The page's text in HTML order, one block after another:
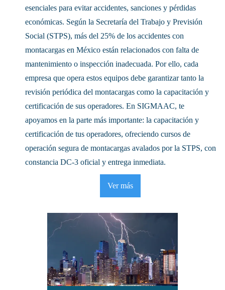
esenciales para evitar accidentes, sanciones y pérdidas
económicas. Según la Secretaría del Trabajo y Previsión
Social (STPS), más del 25% de los accidentes con
montacargas en México están relacionados con falta de
mantenimiento o inspección inadecuada. Por ello, cada
empresa que opera estos equipos debe garantizar tanto la
revisión periódica del montacargas como la capacitación y
certificación de sus operadores. En SIGMAAC, te
apoyamos en la parte más importante: la capacitación y
certificación de tus operadores, ofreciendo cursos de
operación segura de montacargas avalados por la STPS, con
constancia DC-3 oficial y entrega inmediata.
Ver más